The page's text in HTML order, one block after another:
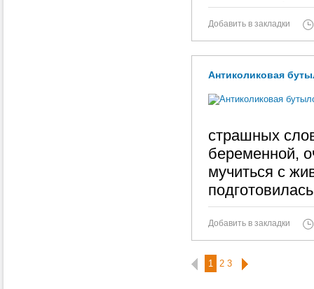
Добавить в закладки
Антиколиковая
страшных
беременной,
мучиться с
Добавить в закладки
1 2 3